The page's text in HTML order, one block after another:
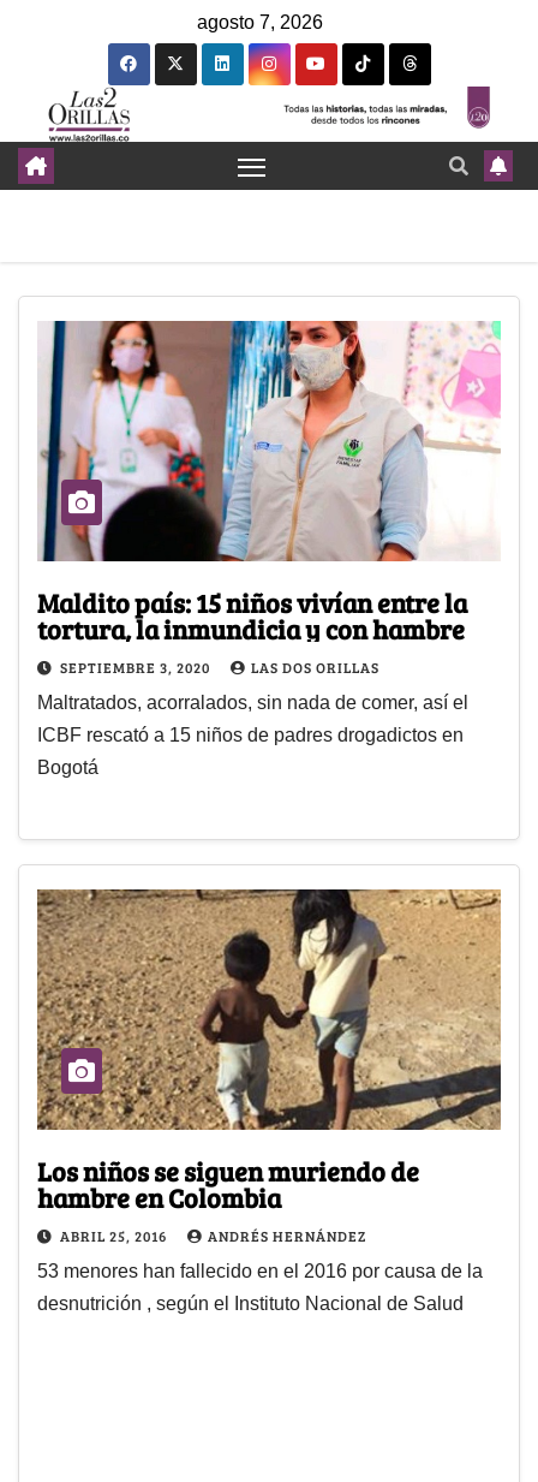
agosto 7, 2026
Maldito país: 15 niños vivían entre la
tortura, la inmundicia y con hambre
SEPTIEMBRE 3, 2020 LAS DOS ORILLAS
Maltratados, acorralados, sin nada de comer, así el
ICBF rescató a 15 niños de padres drogadictos en
Bogotá
Los niños se siguen muriendo de
hambre en Colombia
ABRIL 25, 2016 ANDRÉS HERNÁNDEZ
53 menores han fallecido en el 2016 por causa de la
desnutrición , según el Instituto Nacional de Salud